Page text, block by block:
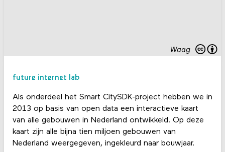
Waag
future internet lab
Als onderdeel het Smart CitySDK-project hebben we in
2013 op basis van open data een interactieve kaart
van alle gebouwen in Nederland ontwikkeld. Op deze
kaart zijn alle bijna tien miljoen gebouwen van
Nederland weergegeven, ingekleurd naar bouwjaar.